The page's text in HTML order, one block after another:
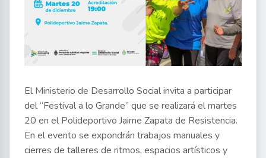
El Ministerio de Desarrollo Social invita a participar
del “Festival a lo Grande” que se realizará el martes
20 en el Polideportivo Jaime Zapata de Resistencia.
En el evento se expondrán trabajos manuales y
cierres de talleres de ritmos, espacios artísticos y